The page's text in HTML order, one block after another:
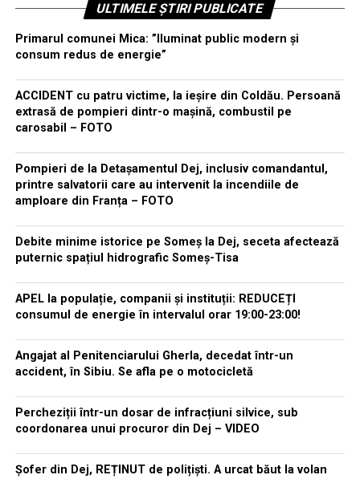
ULTIMELE ȘTIRI PUBLICATE
Primarul comunei Mica: ”Iluminat public modern și
consum redus de energie”
ACCIDENT cu patru victime, la ieșire din Coldău. Persoană
extrasă de pompieri dintr-o mașină, combustil pe
carosabil – FOTO
Pompieri de la Detașamentul Dej, inclusiv comandantul,
printre salvatorii care au intervenit la incendiile de
amploare din Franța – FOTO
Debite minime istorice pe Someș la Dej, seceta afectează
puternic spațiul hidrografic Someș-Tisa
APEL la populație, companii și instituții: REDUCEȚI
consumul de energie în intervalul orar 19:00-23:00!
Angajat al Penitenciarului Gherla, decedat într-un
accident, în Sibiu. Se afla pe o motocicletă
Percheziții într-un dosar de infracțiuni silvice, sub
coordonarea unui procuror din Dej – VIDEO
Șofer din Dej, REȚINUT de polițiști. A urcat băut la volan